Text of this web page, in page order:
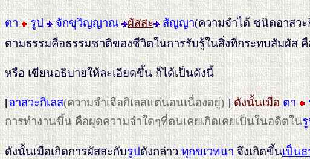
ตา รูป จักขุวิญญาณ ผัสสะ สัญญา(ความจำได้ ชนิดอาสว
ตามธรรมคือธรรมชาติของชีวิตในการรับรู้ในสิ่งที่กระทบสัมผัส
หรือ เขียนอธิบายให้ละเอียดขึ้น ก็ได้เป็นดังนี้
[อาสวะกิเลส(ความจำเจือกิเลสแต่นอนเนื่องอยู่)] ดังนั้นเมื่อ ตา
การทำงานขึ้น คือผุดความจำใดๆที่ตนเคยเกิดเคยเป็นในอดีตใน
ดังนั้นเมื่อเกิดการผัสสะกับรูปดังกล่าวทุกขเวทนาจึงเกิดขึ้นเป็น